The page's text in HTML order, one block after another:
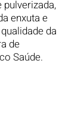
enxuta e
da
de
Saúde.